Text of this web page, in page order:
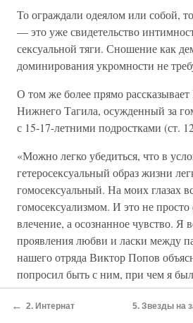
То ограждали одеялом или собой,
— это уже свидетельство
сексуальной тяги. Сношение как
доминирования укромности не
О том же более прямо
Нижнего Тагила, осужденный за
с 15-17-летними подростками (ст.
«Можно легко убедиться, что в
гетеросексуальный образ жизни
гомосексуальный. На моих глазах
гомосексуализмом. И это не просто
влечение, а осознанное чувство. Я
проявления любви и ласки между
нашего отряда Виктор Попов
попросил быть с ним, при чем я
он считал себя стопроцентным
он женился, у него дети. Но иногда
← 2. Интернат 5. Звезды на